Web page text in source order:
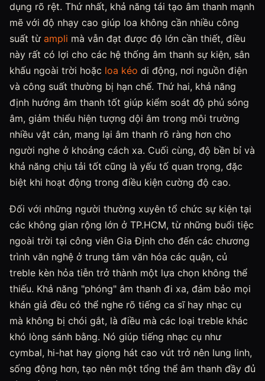
dụng rõ rệt. Thứ nhất, khả năng tái tạo âm thanh mạnh
mẽ với độ nhạy cao giúp loa không cần nhiều công
suất từ ampli mà vẫn đạt được độ lớn cần thiết, điều
này rất có lợi cho các hệ thống âm thanh sự kiện, sân
khấu ngoài trời hoặc loa kéo di động, nơi nguồn điện
và công suất thường bị hạn chế. Thứ hai, khả năng
định hướng âm thanh tốt giúp kiểm soát độ phủ sóng
âm, giảm thiểu hiện tượng dội âm trong môi trường
nhiều vật cản, mang lại âm thanh rõ ràng hơn cho
người nghe ở khoảng cách xa. Cuối cùng, độ bền bỉ và
khả năng chịu tải tốt cũng là yếu tố quan trọng, đặc
biệt khi hoạt động trong điều kiện cường độ cao.
Đối với những người thường xuyên tổ chức sự kiện tại
các không gian rộng lớn ở TP.HCM, từ những buổi tiệc
ngoài trời tại công viên Gia Định cho đến các chương
trình văn nghệ ở trung tâm văn hóa các quận, củ
treble kèn hỏa tiễn trở thành một lựa chọn không thể
thiếu. Khả năng "phóng" âm thanh đi xa, đảm bảo mọi
khán giả đều có thể nghe rõ tiếng ca sĩ hay nhạc cụ
mà không bị chói gắt, là điều mà các loại treble khác
khó lòng sánh bằng. Nó giúp tiếng nhạc cụ như
cymbal, hi-hat hay giọng hát cao vút trở nên lung linh,
sống động hơn, tạo nên một tổng thể âm thanh đầy đủ